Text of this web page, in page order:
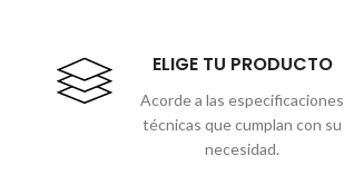
ELIGE TU PRODUCTO
Acorde a las especificaciones
técnicas que cumplan con su
necesidad.